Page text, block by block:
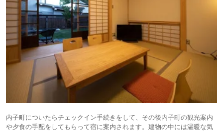
内子町についたらチェックイン手続きをして、その後内子町の観光案内
や夕食の手配をしてもらって宿に案内されます。建物の中には温暖な気